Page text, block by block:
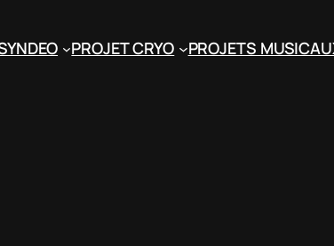
PROJET CRYO PROJETS